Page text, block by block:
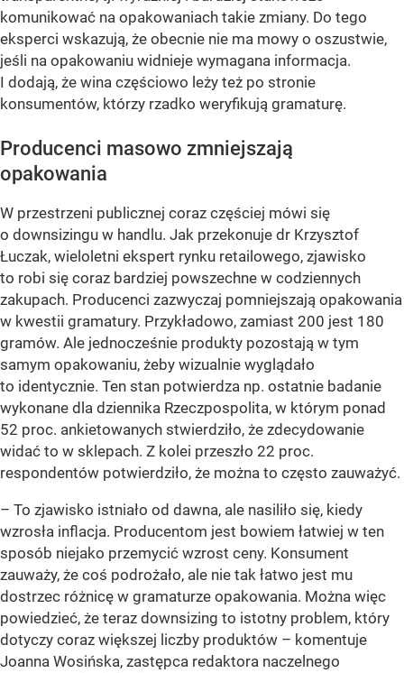
komunikować na opakowaniach takie zmiany. Do tego
eksperci wskazują, że obecnie nie ma mowy o oszustwie,
jeśli na opakowaniu widnieje wymagana informacja.
I dodają, że wina częściowo leży też po stronie
konsumentów, którzy rzadko weryfikują gramaturę.
Producenci masowo zmniejszają
opakowania
W przestrzeni publicznej coraz częściej mówi się
o downsizingu w handlu. Jak przekonuje dr Krzysztof
Łuczak, wieloletni ekspert rynku retailowego, zjawisko
to robi się coraz bardziej powszechne w codziennych
zakupach. Producenci zazwyczaj pomniejszają opakowania
w kwestii gramatury. Przykładowo, zamiast 200 jest 180
gramów. Ale jednocześnie produkty pozostają w tym
samym opakowaniu, żeby wizualnie wyglądało
to identycznie. Ten stan potwierdza np. ostatnie badanie
wykonane dla dziennika Rzeczpospolita, w którym ponad
52 proc. ankietowanych stwierdziło, że zdecydowanie
widać to w sklepach. Z kolei przeszło 22 proc.
respondentów potwierdziło, że można to często zauważyć.
– To zjawisko istniało od dawna, ale nasiliło się, kiedy
wzrosła inflacja. Producentom jest bowiem łatwiej w ten
sposób niejako przemycić wzrost ceny. Konsument
zauważy, że coś podrożało, ale nie tak łatwo jest mu
dostrzec różnicę w gramaturze opakowania. Można więc
powiedzieć, że teraz downsizing to istotny problem, który
dotyczy coraz większej liczby produktów – komentuje
Joanna Wosińska, zastępca redaktora naczelnego